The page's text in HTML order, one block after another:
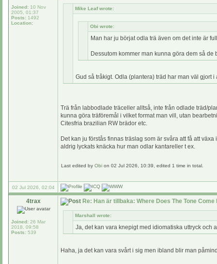
Joined: 10 Nov
2005, 01:37
Posts: 1492
Location:
Mike Leaf wrote:
Obi wrote:
Man har ju börjat odla trä även om det inte är
Dessutom kommer man kunna göra dem så
Gud så tråkigt. Odla (plantera) träd har man väl gjort i
Trä från labbodlade träceller alltså, inte från odlade träd/
kunna göra träföremål i vilket format man vill, utan
Citesfria brazilian RW brädor etc.
Det kan ju förstås finnas träslag som är svåra att få att
aldrig lyckats knäcka hur man odlar kantareller t ex.
Last edited by Obi on 02 Jul 2026, 10:39, edited 1 time in total.
02 Jul 2026, 02:04
4trax
Joined: 26 Mar
2018, 09:58
Posts: 539
Re: Han är tillbaka: Where Does The Tone Come
Marshall wrote:
Ja, det kan vara knepigt med idiomatiska uttryck och
Haha, ja det kan vara svårt i sig men ibland blir man